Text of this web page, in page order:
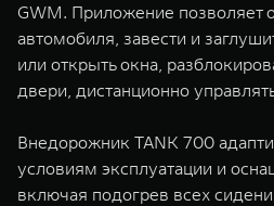
GWM. Приложение позволяет
автомобиля, завести и
или открыть окна,
двери, дистанционно
Внедорожник TANK 700
условиям эксплуатации и
включая подогрев всех